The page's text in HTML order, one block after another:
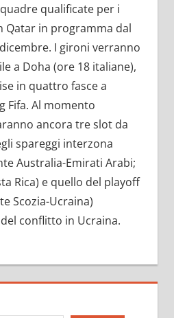
qualificate per i
Qatar in programma dal
I gironi verranno
a Doha (ore 18 italiane),
in quattro fasce a
Fifa. Al momento
ancora tre slot da
spareggi interzona
Australia-Emirati Arabi;
Rica) e quello del playoff
Scozia-Ucraina)
conflitto in Ucraina.